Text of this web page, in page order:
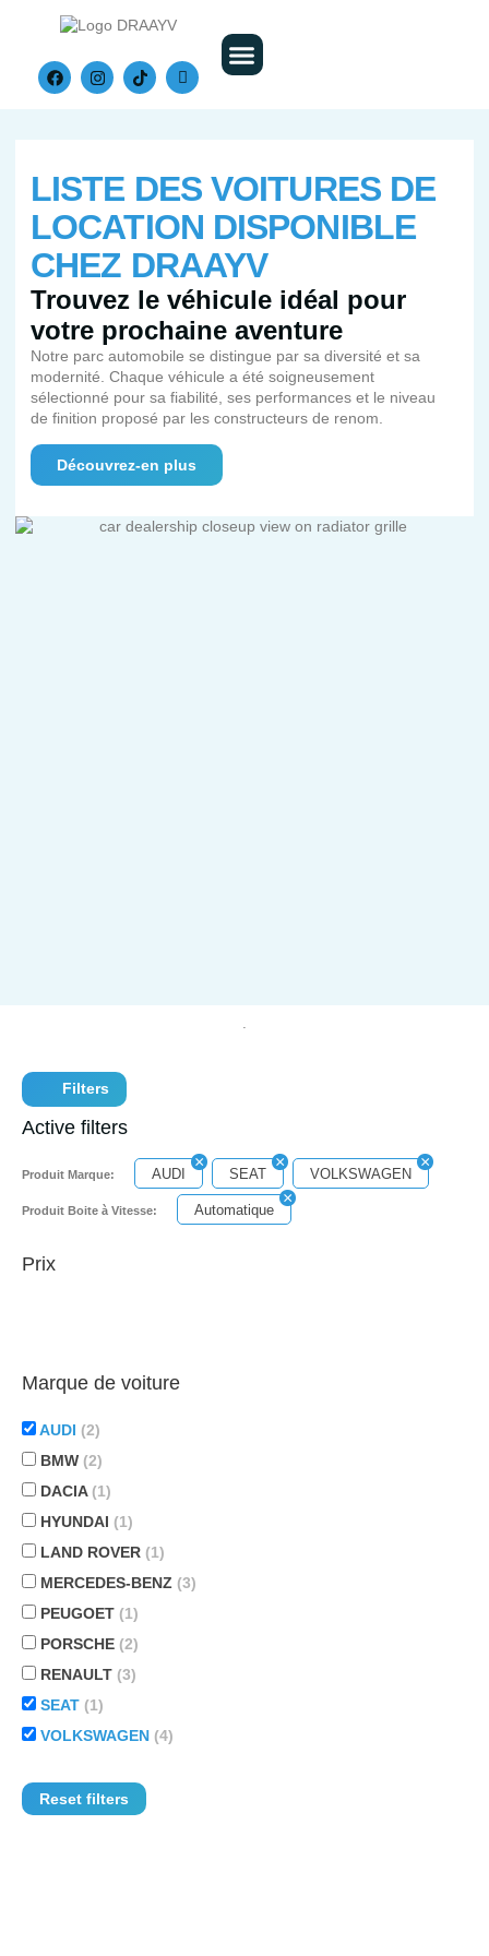
LISTE DES VOITURES DE
LOCATION DISPONIBLE
CHEZ DRAAYV
Trouvez le véhicule idéal pour
votre prochaine aventure
Notre parc automobile se distingue par sa diversité et sa
modernité. Chaque véhicule a été soigneusement
sélectionné pour sa fiabilité, ses performances et le niveau
de finition proposé par les constructeurs de renom.
Découvrez-en plus
Filters
Active filters
Produit Marque: AUDI SEAT VOLKSWAGEN
Produit Boite à Vitesse: Automatique
Prix
Marque de voiture
AUDI (2)
BMW (2)
DACIA (1)
HYUNDAI (1)
LAND ROVER (1)
MERCEDES-BENZ (3)
PEUGOET (1)
PORSCHE (2)
RENAULT (3)
SEAT (1)
VOLKSWAGEN (4)
Reset filters